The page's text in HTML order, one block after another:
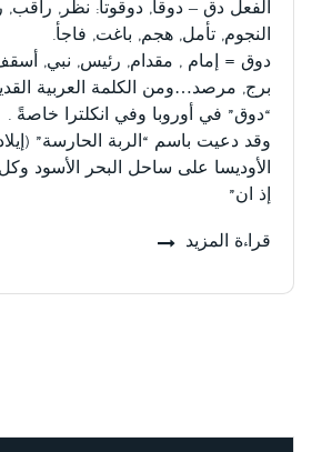
الفعل دق – دوقا, دوقوتا: نظر,
النجوم, تأمل, هجم, باغت, فاجأ.
دوق = إمام , مقدام, رئيس, نبي,
برج, مرصد…ومن الكلمة العربية
“دوق” في أوروبا وفي انكلترا خاصةً .
وقد دعيت باسم “الربة الحارسة”
الأوديسا على ساحل البحر الأسود
إذ ان”
قراءة المزيد